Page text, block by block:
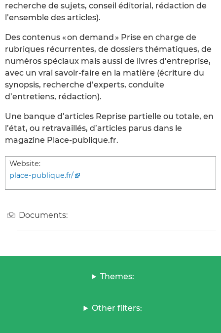
recherche de sujets, conseil éditorial, rédaction de
l’ensemble des articles).
Des contenus « on demand » Prise en charge de
rubriques récurrentes, de dossiers thématiques, de
numéros spéciaux mais aussi de livres d’entreprise,
avec un vrai savoir-faire en la matière (écriture du
synopsis, recherche d’experts, conduite
d’entretiens, rédaction).
Une banque d’articles Reprise partielle ou totale, en
l’état, ou retravaillés, d’articles parus dans le
magazine Place-publique.fr.
Website:
place-publique.fr/
Documents:
Themes:
Other filters: